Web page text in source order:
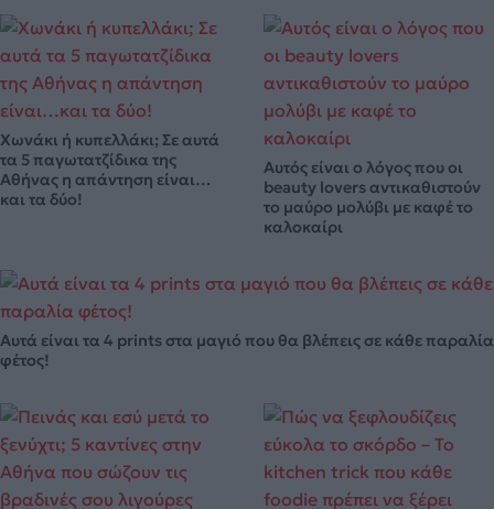
Χωνάκι ή κυπελλάκι; Σε αυτά
τα 5 παγωτατζίδικα της
Αθήνας η απάντηση είναι…
και τα δύο!
Αυτός είναι ο λόγος που οι
beauty lovers αντικαθιστούν
το μαύρο μολύβι με καφέ το
καλοκαίρι
Αυτά είναι τα 4 prints στα μαγιό που θα βλέπεις σε κάθε παραλία
φέτος!